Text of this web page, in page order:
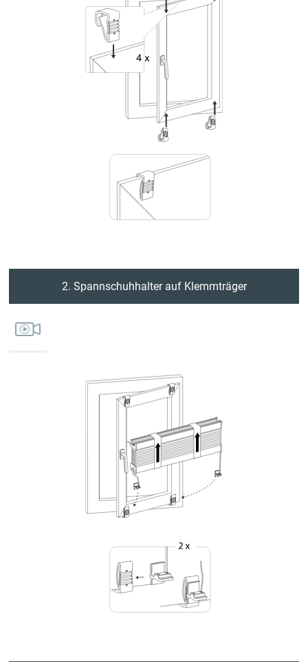
2. Spannschuhhalter auf Klemmträger